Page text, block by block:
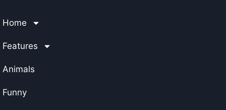
Home
Features
Animals
Funny